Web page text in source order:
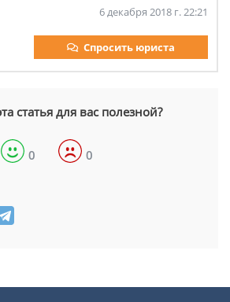
6 декабря 2018 г. 22:21
Спросить юриста
статья для вас полезной?
0 0